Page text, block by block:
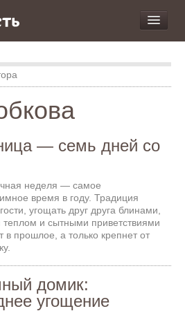
— семь дней со
неделя — самое
время в году. Традиция
угощать друг друга блинами,
теплом и сытными приветствиями
в прошлое, а только крепнет от
домик:
угощение